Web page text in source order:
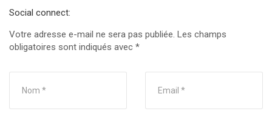
Social connect:
Votre adresse e-mail ne sera pas publiée. Les champs
obligatoires sont indiqués avec *